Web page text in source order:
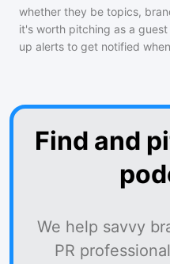
whether they be topics,
it's worth pitching as a
up alerts to get notified
Find and
We help savvy
PR